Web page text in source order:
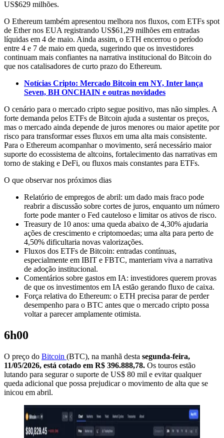
US$629 milhões.
O Ethereum também apresentou melhora nos fluxos, com ETFs spot
de Ether nos EUA registrando US$61,29 milhões em entradas
líquidas em 4 de maio. Ainda assim, o ETH encerrou o período
entre 4 e 7 de maio em queda, sugerindo que os investidores
continuam mais confiantes na narrativa institucional do Bitcoin do
que nos catalisadores de curto prazo do Ethereum.
Notícias Cripto: Mercado Bitcoin em NY, Inter lança
Seven, BH ONCHAIN e outras novidades
O cenário para o mercado cripto segue positivo, mas não simples. A
forte demanda pelos ETFs de Bitcoin ajuda a sustentar os preços,
mas o mercado ainda depende de juros menores ou maior apetite por
risco para transformar esses fluxos em uma alta mais consistente.
Para o Ethereum acompanhar o movimento, será necessário maior
suporte do ecossistema de altcoins, fortalecimento das narrativas em
torno de staking e DeFi, ou fluxos mais constantes para ETFs.
O que observar nos próximos dias
Relatório de empregos de abril: um dado mais fraco pode
reabrir a discussão sobre cortes de juros, enquanto um número
forte pode manter o Fed cauteloso e limitar os ativos de risco.
Treasury de 10 anos: uma queda abaixo de 4,30% ajudaria
ações de crescimento e criptomoedas; uma alta para perto de
4,50% dificultaria novas valorizações.
Fluxos dos ETFs de Bitcoin: entradas contínuas,
especialmente em IBIT e FBTC, manteriam viva a narrativa
de adoção institucional.
Comentários sobre gastos em IA: investidores querem provas
de que os investimentos em IA estão gerando fluxo de caixa.
Força relativa do Ethereum: o ETH precisa parar de perder
desempenho para o BTC antes que o mercado cripto possa
voltar a parecer amplamente otimista.
6h00
O preço do Bitcoin (BTC), na manhã desta segunda-feira,
11/05/2026, está cotado em R$ 396.888,78. Os touros estão
lutando para segurar o suporte de US$ 80 mil e evitar qualquer
queda adicional que possa prejudicar o movimento de alta que se
inicou em abril.